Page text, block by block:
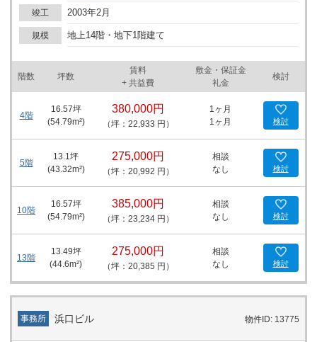
え、リラックスしたコミュニケーションの場として利用者に好評で
す。また、貸し会議室は、必要に応じて利用可能であり、外部のク
ライアントとの打合せにも適しています。屋上のリフレッシュコー
ナーからは、東京タワーを背景にビジネスの成功を祈ることができ
るでしょう。 立地に関しても、赤羽橋駅というアクセスの良さがビ
ジネスの拠点としての利便性を高めています。さらに、東京タワー
が近隣にあることで、毎日の仕事に刺激と活力を与えてくれるはず
が自由に空間をカスタマイズできる点も大きな魅力です。このよう
な設計思想は、クリエイティブな思考が求められる業界のプロフェ
ッショナルにとって、理想的な環境を提供します。 このデザインオ
フィスは、ただの働く場所を超え、ビジネスとプライベートの両方
を豊かにする機能と空間を備えています。東京の中心部でビジネス
竣工 2003年2月
規模 地上14階・地下1階建て
階数 坪数
賃料
+ 共益費
敷金・保証金
礼金
検討
4階
16.57坪
(54.79m²)
380,000円
（坪：22,933 円）
1ヶ月
1ヶ月
検討
5階
13.1坪
(43.32m²)
275,000円
（坪：20,992 円）
相談
なし
検討
10階
16.57坪
(54.79m²)
385,000円
（坪：23,234 円）
相談
なし
検討
13階
13.49坪
(44.6m²)
275,000円
（坪：20,385 円）
相談
なし
検討
事務所 浜口ビル 物件ID: 13775